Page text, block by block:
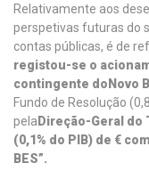
Relativamente aos
perspetivas futuras do
contas públicas, é de
registou-se o
contingente doNovo
Fundo de Resolução
pelaDireção-Geral do
(0,1% do PIB) de €
BES”.